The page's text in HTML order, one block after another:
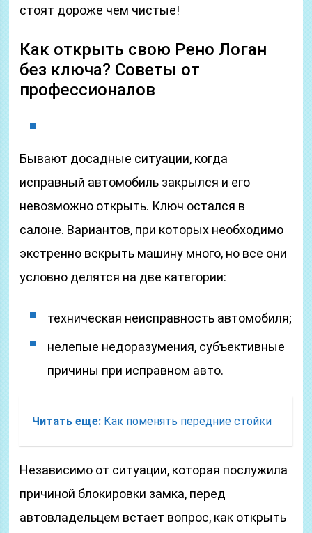
стоят дороже чем чистые!
Как открыть свою Рено Логан
без ключа? Советы от
профессионалов
Бывают досадные ситуации, когда
исправный автомобиль закрылся и его
невозможно открыть. Ключ остался в
салоне. Вариантов, при которых необходимо
экстренно вскрыть машину много, но все они
условно делятся на две категории:
техническая неисправность автомобиля;
нелепые недоразумения, субъективные
причины при исправном авто.
Читать еще: Как поменять передние стойки
Независимо от ситуации, которая послужила
причиной блокировки замка, перед
автовладельцем встает вопрос, как открыть